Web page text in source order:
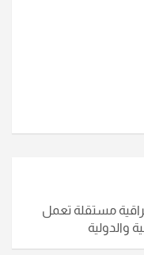
مستقلة تعمل
والدولية